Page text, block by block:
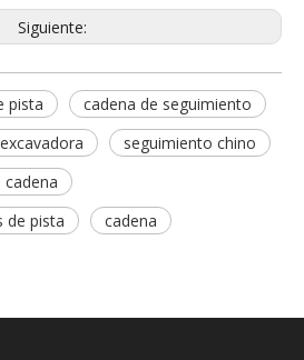
Siguiente:
pista
cadena de seguimiento
seguimiento chino
de pista
cadena